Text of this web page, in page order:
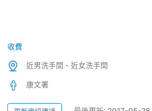
收費
近男洗手間、近女洗手間
康文署